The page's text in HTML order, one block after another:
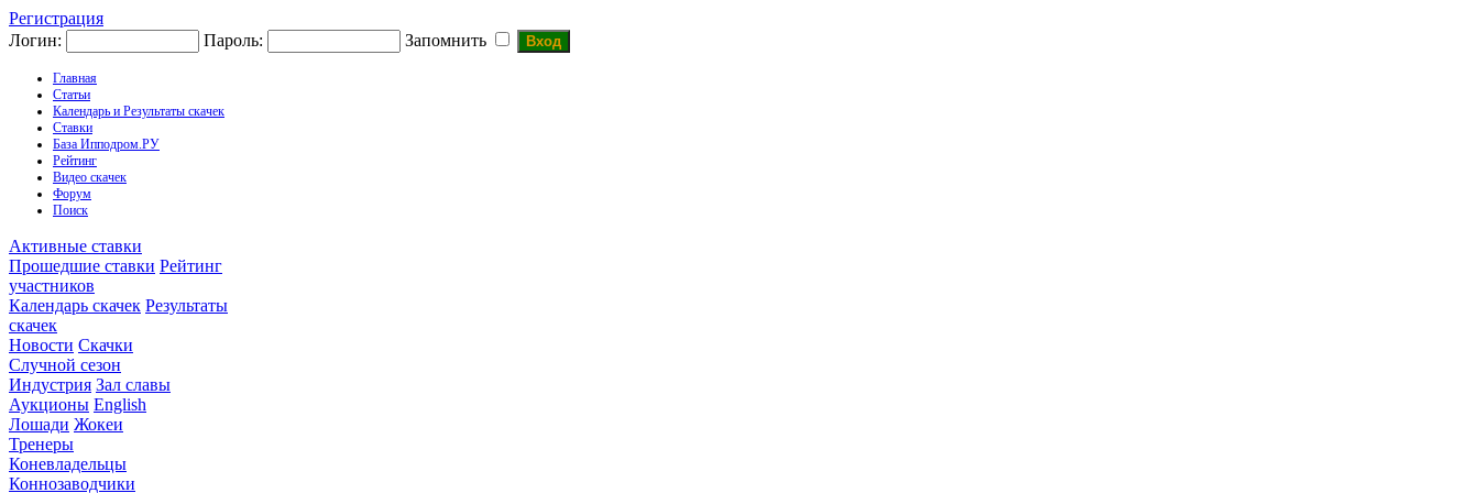
Регистрация
Логин:
Пароль: Запомнить
Главная
Статьи
Календарь и Результаты скачек
Ставки
База Ипподром.РУ
Рейтинг
Видео скачек
Форум
Поиск
Активные ставки
Прошедшие ставки Рейтинг
участников
Календарь скачек Результаты
скачек
Новости Скачки
Случной сезон
Индустрия Зал славы
Аукционы English
Лошади Жокеи
Тренеры
Коневладельцы
Коннозаводчики